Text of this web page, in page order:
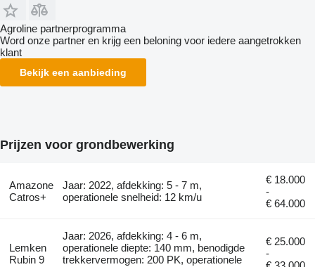
Agroline partnerprogramma
Word onze partner en krijg een beloning voor iedere aangetrokken
klant
Bekijk een aanbieding
Prijzen voor grondbewerking
Amazone
Catros+
Jaar: 2022, afdekking: 5 - 7 m,
operationele snelheid: 12 km/u
€ 18.000
-
€ 64.000
Lemken
Rubin 9
Jaar: 2026, afdekking: 4 - 6 m,
operationele diepte: 140 mm, benodigde
trekkervermogen: 200 PK, operationele
€ 25.000
-